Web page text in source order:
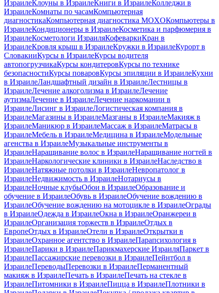
ИзраилеКлоуны в ИзраилеКниги в ИзраилеКолледжи в
ИзраилеКомнаты по часамКомпьютерная
диагностикаКомпьютерная диагностика MOXOКомпьютеры в
ИзраилеКондиционеры в ИзраилеКосметика и парфюмерия в
ИзраилеКосметологи ИзраиляКофеваркиКран в
ИзраилеКровля крыш в ИзраилеКружки в ИзраилеКурорт в
СловакииКурсы в ИзраилеКурсы водителя
автопогрузчикаКурсы кондитеровКурсы по технике
безопасностиКурсы поваровКурсы эпиляции в ИзраилеКухни
в ИзраилеЛандшафтный дизайн в ИзраилеЛестницы в
ИзраилеЛечение алкоголизма в ИзраилеЛечение
аутизмаЛечение в ИзраилеЛечение наркомании в
ИзраилеЛисинг в ИзраилеЛогистическая компания в
ИзраилеМагазины в ИзраилеМазганы в ИзраилеМакияж в
ИзраилеМаникюр в ИзраилеМассаж в ИзраилеМатрасы в
ИзраилеМебель в ИзраилеМедицина в ИзраилеМодельные
агенства в ИзраилеМузыкальные инструменты в
ИзраилеНаращивание волос в ИзраилеНаращивание ногтей в
ИзраилеНаркологические клиники в ИзраилеНаследство в
ИзраилеНатяжные потолки в ИзраилеНевропатолог в
ИзраилеНедвижимость в ИзраилеНотариусы в
ИзраилеНочные клубыОбои в ИзраилеОбразование и
обучение в ИзраилеОбувь в ИзраилеОбучение вождению в
ИзраилеОбучение вождению на мотоцикле в ИзраилеОграды
в ИзраилеОдежда в ИзраилеОкна в ИзраилеОранжереи в
ИзраилеОрганизация торжеств в ИзраилеОтдых в
ЕвропеОтдых в ИзраилеОтели в ИзраилеОткрытки в
ИзраилеОхранное агентство в ИзраилеПарапсихология в
ИзраилеПарики в ИзраилеПарикмахерские ИзраиляПаркет в
ИзраилеПассажирские перевозки в ИзраилеПейнтбол в
ИзраилеПереводыПеревозки в ИзраилеПерманентный
макияж в ИзраилеПечать в ИзраилеПечать на стекле в
ИзраилеПитомники в ИзраилеПицца в ИзраилеПлотники в